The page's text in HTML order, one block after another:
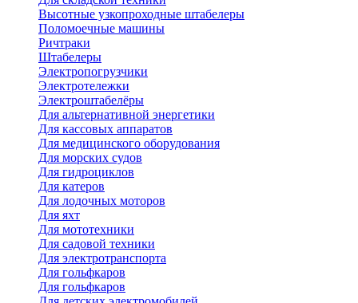
Высотные узкопроходные штабелеры
Поломоечные машины
Ричтраки
Штабелеры
Электропогрузчики
Электротележки
Электроштабелёры
Для альтернативной энергетики
Для кассовых аппаратов
Для медицинского оборудования
Для морских судов
Для гидроциклов
Для катеров
Для лодочных моторов
Для яхт
Для мототехники
Для садовой техники
Для электротранспорта
Для гольфкаров
Для гольфкаров